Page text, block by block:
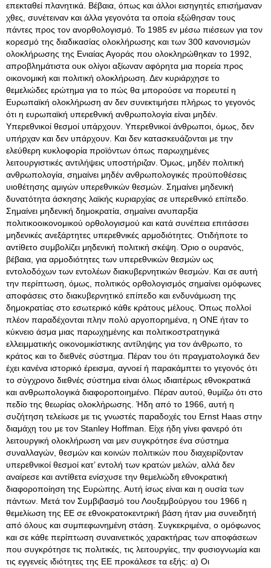
επεκταθεί πλανητικά. Βέβαια, όπως και άλλοι εισηγητές επισήμαναν
χθες, συνέτειναν και άλλα γεγονότα τα οποία εξώθησαν τους
πάντες προς τον ανορθολογισμό. Το 1985 εν μέσω πιέσεων για τον
κορεσμό της διαδικασίας ολοκλήρωσης και των 300 κανονισμών
ολοκλήρωσης της Ενιαίας Αγοράς που ολοκληρώθηκαν το 1992,
απροβλημάτιστα ουκ ολίγοι αξίωναν αφόρητα μια πορεία προς
οικονομική και πολιτική ολοκλήρωση. Δεν κυριάρχησε το
θεμελιώδες ερώτημα για το πώς θα μπορούσε να πορευτεί η
Ευρωπαϊκή ολοκλήρωση αν δεν συνεκτιμήσει πλήρως το γεγονός
ότι η ευρωπαϊκή υπερεθνική ανθρωπολογία είναι μηδέν.
Υπερεθνικοί θεσμοί υπάρχουν. Υπερεθνικοί άνθρωποι, όμως, δεν
υπήρχαν και δεν υπάρχουν. Και δεν κατασκευάζονται με την
ελεύθερη κυκλοφορία προϊόντων όπως παρωχημένες
λειτουργιστικές αντιλήψεις υποστήριζαν. Όμως, μηδέν πολιτική
ανθρωπολογία, σημαίνει μηδέν ανθρωπολογικές προϋποθέσεις
υιοθέτησης αμιγών υπερεθνικών θεσμών. Σημαίνει μηδενική
δυνατότητα άσκησης λαϊκής κυριαρχίας σε υπερεθνικό επίπεδο.
Σημαίνει μηδενική δημοκρατία, σημαίνει ανυπαρξία
πολιτικοοικονομικού ορθολογισμού και κατά συνέπεια επιτάσσει
μηδενικές ανεξάρτητες υπερεθνικές αρμοδιότητες. Οτιδήποτε το
αντίθετο συμβολίζει μηδενική πολιτική σκέψη. Όριο ο ουρανός,
βέβαια, για αρμοδιότητες των υπερεθνικών θεσμών ως
εντολοδόχων των εντολέων διακυβερνητικών θεσμών. Και σε αυτή
την περίπτωση, όμως, πολιτικός ορθολογισμός σημαίνει ομόφωνες
αποφάσεις στο διακυβερνητικό επίπεδο και ενδυνάμωση της
δημοκρατίας στο εσωτερικό κάθε κράτους μέλους. Όπως πολλοί
πλέον παραδέχονται πλην πολύ αργοπορημένα, η ΟΝΕ ήταν το
κύκνειο άσμα μιας παρωχημένης και πολιτικοστρατηγικά
ελλειμματικής οικονομικίστικης αντίληψης για τον άνθρωπο, το
κράτος και το διεθνές σύστημα. Πέραν του ότι πραγματολογικά δεν
έχει κανένα ιστορικό έρεισμα, αγνοεί ή παρακάμπτει το γεγονός ότι
το σύγχρονο διεθνές σύστημα είναι όλως ιδιαιτέρως εθνοκρατικά
και ανθρωπολογικά διαφοροποιημένο. Πέραν αυτού, θυμίζω ότι στο
πεδίο της θεωρίας ολοκλήρωσης. Ήδη από το 1966, αυτή η
συζήτηση τελείωσε με τις γνωστές παραδοχές του Ernst Haas στην
διαμάχη του με τον Stanley Hoffman. Είχε ήδη γίνει φανερό ότι
λειτουργική ολοκλήρωση ναι μεν συγκρότησε ένα σύστημα
συναλλαγών, θεσμών και κοινών πολιτικών που διαχειρίζονταν
υπερεθνικοί θεσμοί κατ’ εντολή των κρατών μελών, αλλά δεν
αναίρεσε και αντίθετα ενίσχυσε την θεμελιώδη εθνοκρατική
διαφοροποίηση της Ευρώπης. Αυτή ίσως είναι και η ουσία των
πάντων. Μετά τον Συμβιβασμό του Λουξεμβούργου του 1966 η
θεμελίωση της ΕΕ σε εθνοκρατοκεντρική βάση ήταν μια συνειδητή
από όλους και συμπεφωνημένη στάση. Συγκεκριμένα, ο ομόφωνος
και σε κάθε περίπτωση συναινετικός χαρακτήρας των αποφάσεων
που συγκρότησε τις πολιτικές, τις λειτουργίες, την φυσιογνωμία και
τις εγγενείς ιδιότητες της ΕΕ προκάλεσε τα εξής: α) Οι